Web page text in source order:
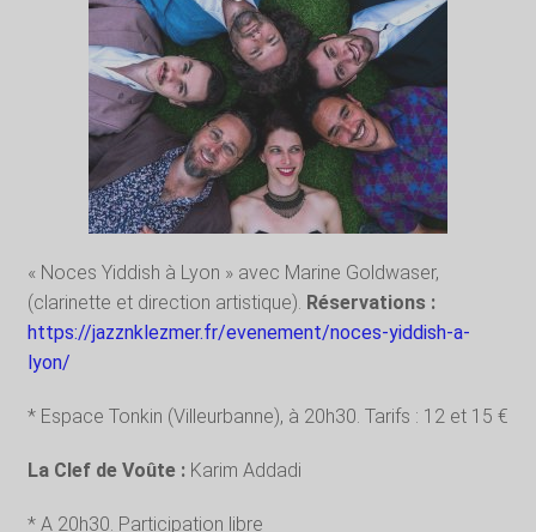
« Noces Yiddish à Lyon » avec Marine Goldwaser,
(clarinette et direction artistique). Réservations :
https://jazznklezmer.fr/evenement/noces-yiddish-a-
lyon/
* Espace Tonkin (Villeurbanne), à 20h30. Tarifs : 12 et 15 €
La Clef de Voûte : Karim Addadi
* A 20h30. Participation libre